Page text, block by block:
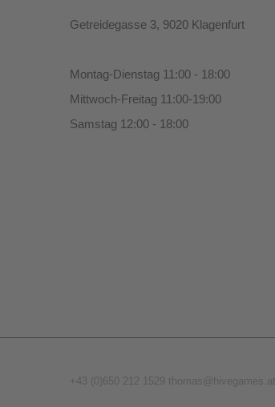
Getreidegasse 3, 9020 Klagenfurt
Montag-Dienstag 11:00 - 18:00
Mittwoch-Freitag 11:00-19:00
Samstag 12:00 - 18:00
+43 (0)650 212 1529 thomas@hivegames.at